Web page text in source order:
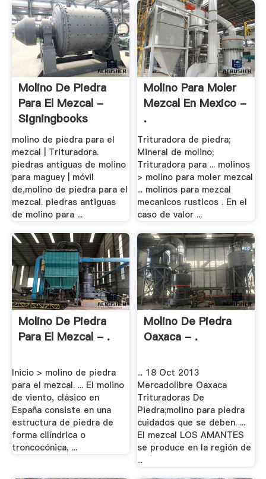
Molino De Piedra
Para El Mezcal -
Signingbooks
molino de piedra para el
mezcal | Trituradora.
piedras antiguas de molino
para maguey | móvil
de,molino de piedra para el
mezcal. piedras antiguas
de molino para ...
Molino Para Moler
Mezcal En Mexico -
.
Trituradora de piedra;
Mineral de molino;
Trituradora para ... molinos
> molino para moler mezcal
... molinos para mezcal
mecanicos rusticos . En el
caso de valor ...
Molino De Piedra
Para El Mezcal - .
Inicio > molino de piedra
para el mezcal. ... El molino
de viento, clásico en
España consiste en una
estructura de piedra de
forma cilíndrica o
troncocónica, ...
Molino De Piedra
Oaxaca - .
... 18 Oct 2013
Mercadolibre Oaxaca
Trituradoras De
Piedra;molino para piedra
cuidados que se deben. ...
El mezcal LOS AMANTES
se produce en la región de
...